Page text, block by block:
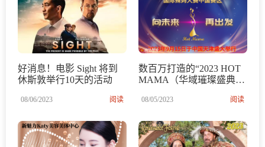
好消息！电影 Sight 将到
休斯敦举行10天的活动
08/06/2023 阅读
数百万打造的“2023 HOT
MAMA（华域璀璨盛典）
08/05/2023 阅读